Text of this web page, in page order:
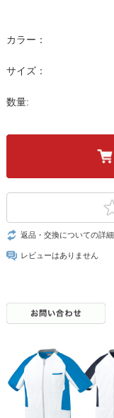
カラー：
サイズ：
数量:
返品・交換についての詳
レビューはありません